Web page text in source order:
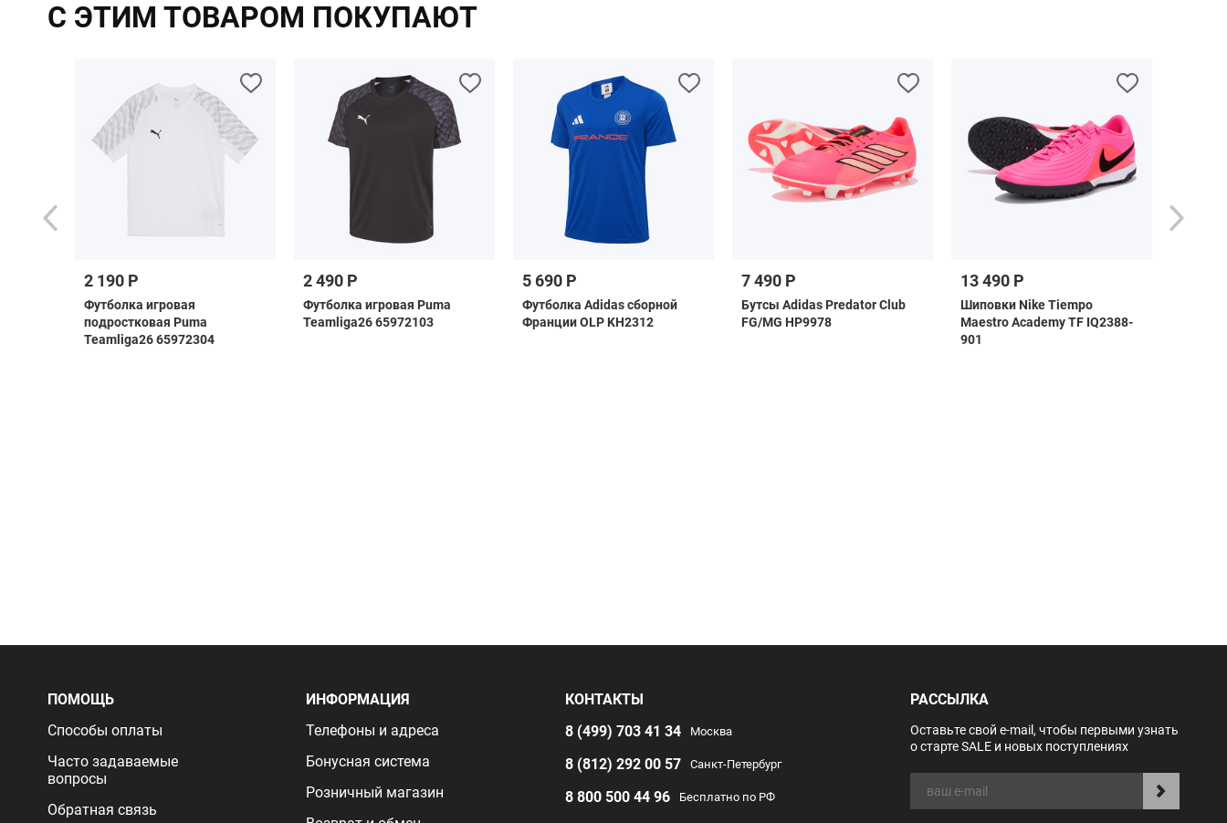
С ЭТИМ ТОВАРОМ ПОКУПАЮТ
2 190 Р
Футболка игровая
подростковая Puma
Teamliga26 65972304
2 490 Р
Футболка игровая Puma
Teamliga26 65972103
5 690 Р
Футболка Adidas сборной
Франции OLP KH2312
7 490 Р
Бутсы Adidas Predator Club
FG/MG HP9978
13 490 Р
Шиповки Nike Tiempo
Maestro Academy TF IQ2388-
901
ПОМОЩЬ
Способы оплаты
Часто задаваемые
вопросы
Обратная связь
ИНФОРМАЦИЯ
Телефоны и адреса
Бонусная система
Розничный магазин
КОНТАКТЫ
8 (499) 703 41 34
Москва
8 (812) 292 00 57 Санкт-Петербург
8 800 500 44 96 Бесплатно по РФ
РАССЫЛКА
Оставьте свой e-mail, чтобы первыми узнать
о старте SALE и новых поступлениях